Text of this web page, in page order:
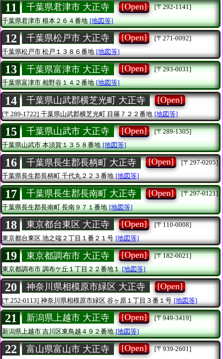
11 千葉県君津市 大正寺 [Open]
[〒292-1141]
千葉県君津市根本２６４番地 [地図等]
12 千葉県松戸市 大正寺 [Open]
[〒271-0092]
千葉県松戸市 松戸１３８６番地 [地図等]
13 千葉県富津市 大正寺 [Open]
[〒293-0031]
千葉県富津市相野谷１４２番地 [地図等]
14 千葉県山武郡横芝光町 大正寺 [Open]
[〒289-1722] 千葉県山武郡横芝光町 目篠７２２番地 [地図等]
15 千葉県山武市 大正寺 [Open]
[〒289-1305]
千葉県山武市本須賀１３５８番地 [地図等]
16 千葉県長生郡長柄町 大正寺 [Open]
[〒297-0205]
千葉県長生郡長柄町千代丸２２３番地 [地図等]
17 千葉県長生郡長南町 大正寺 [Open]
[〒297-0121]
千葉県長生郡長南町長南９７１番地 [地図等]
18 東京都台東区 大正寺 [Open]
[〒110-0008]
東京都台東区 池之端２丁目１番２１号 [地図等]
19 東京都調布市 大正寺 [Open]
[〒182-0021]
東京都調布市調布ケ丘１丁目２２番地１ [地図等]
20 神奈川県相模原市緑区 大正寺 [Open]
[〒252-0113] 神奈川県相模原市緑区 谷ヶ原１丁目３番１号 [地図等]
21 新潟県上越市 大正寺 [Open]
[〒949-3419]
新潟県上越市吉川区東鳥越４９２番地 [地図等]
22 富山県富山市 大正寺 [Open]
[〒939-2601]